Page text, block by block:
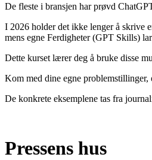
De fleste i bransjen har prøvd
I 2026 holder det ikke lenger å skrive
mens egne Ferdigheter (GPT Skills)
Dette kurset lærer deg å bruke disse
Kom med dine egne
De konkrete eksemplene tas fra
Pressens hus